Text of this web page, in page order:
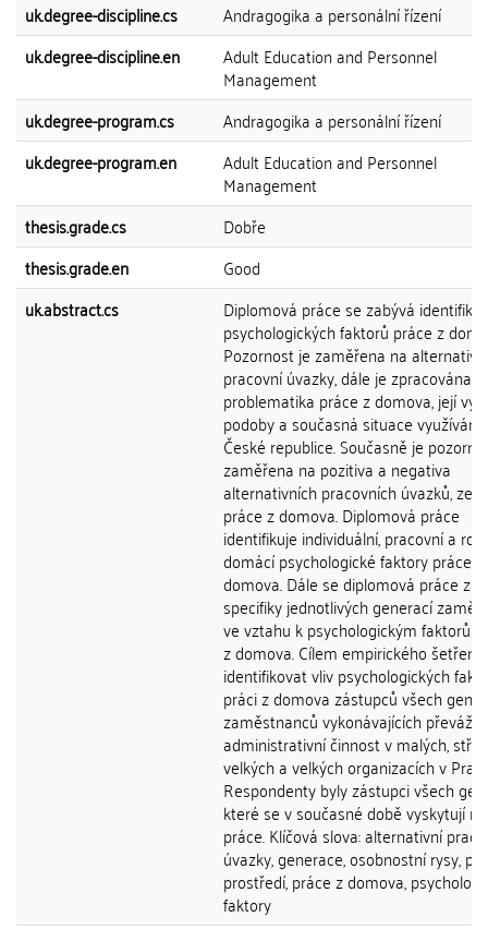
uk.degree-discipline.cs
Andragogika a personální řízení
uk.degree-discipline.en
Adult Education and Personnel
Management
uk.degree-program.cs
Andragogika a personální řízení
uk.degree-program.en
Adult Education and Personnel
Management
thesis.grade.cs
Dobře
thesis.grade.en
Good
uk.abstract.cs
Diplomová práce se zabývá
psychologických faktorů práce z
Pozornost je zaměřena na alternativní
pracovní úvazky, dále je zpracována
problematika práce z domova, její
podoby a současná situace využívání
České republice. Současně je
zaměřena na pozitiva a negativa
alternativních pracovních úvazků,
práce z domova. Diplomová práce
identifikuje individuální, pracovní a
domácí psychologické faktory práce z
domova. Dále se diplomová práce
specifiky jednotlivých generací
ve vztahu k psychologickým
z domova. Cílem empirického šetření
identifikovat vliv psychologických
práci z domova zástupců všech
zaměstnanců vykonávajících
administrativní činnost v malých,
velkých a velkých organizacích v
Respondenty byly zástupci všech
které se v současné době vyskytují
práce. Klíčová slova: alternativní
úvazky, generace, osobnostní rysy,
prostředí, práce z domova,
faktory